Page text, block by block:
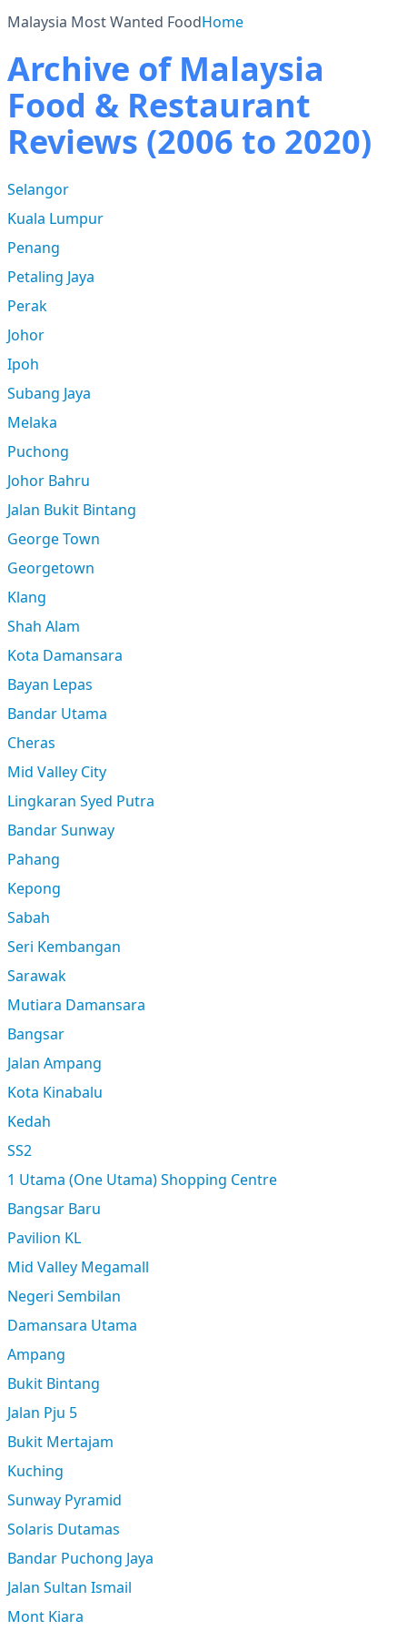
Malaysia Most Wanted FoodHome
Archive of Malaysia
Food & Restaurant
Reviews (2006 to 2020)
Selangor
Kuala Lumpur
Penang
Petaling Jaya
Perak
Johor
Ipoh
Subang Jaya
Melaka
Puchong
Johor Bahru
Jalan Bukit Bintang
George Town
Georgetown
Klang
Shah Alam
Kota Damansara
Bayan Lepas
Bandar Utama
Cheras
Mid Valley City
Lingkaran Syed Putra
Bandar Sunway
Pahang
Kepong
Sabah
Seri Kembangan
Sarawak
Mutiara Damansara
Bangsar
Jalan Ampang
Kota Kinabalu
Kedah
SS2
1 Utama (One Utama) Shopping Centre
Bangsar Baru
Pavilion KL
Mid Valley Megamall
Negeri Sembilan
Damansara Utama
Ampang
Bukit Bintang
Jalan Pju 5
Bukit Mertajam
Kuching
Sunway Pyramid
Solaris Dutamas
Bandar Puchong Jaya
Jalan Sultan Ismail
Mont Kiara